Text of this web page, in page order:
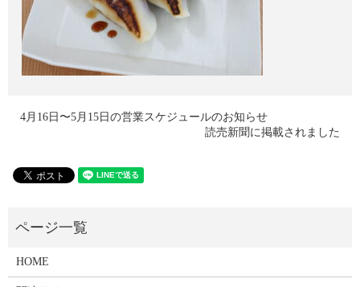
4月16日〜5月15日の営業スケジュールのお知らせ
読売新聞に掲載されました
HOME